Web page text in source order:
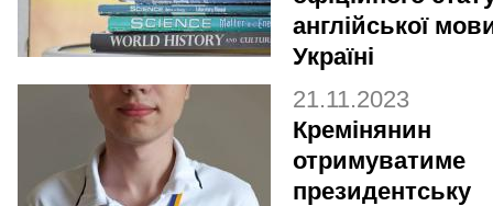
англійської
Україні
21.11.2023
Кремінянин
отримуватиме
президентську